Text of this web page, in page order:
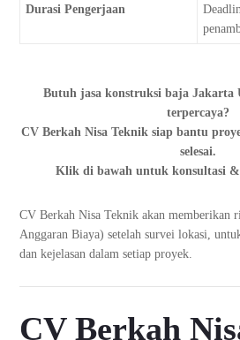
Durasi Pengerjaan
Butuh jasa konstruksi baja Jakarta
terpercaya?
CV Berkah Nisa Teknik siap bantu
selesai.
Klik di bawah untuk konsultasi
CV Berkah Nisa Teknik akan memberikan
Anggaran Biaya) setelah survei lokasi,
dan kejelasan dalam setiap proyek.
CV Berkah